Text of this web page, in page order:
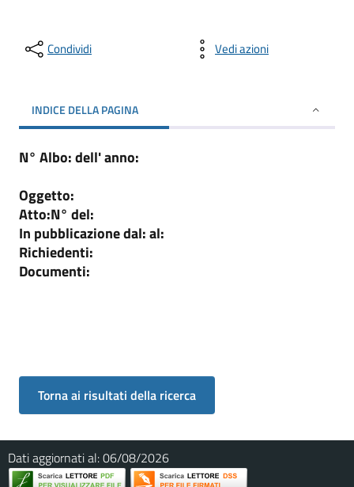
Condividi Vedi azioni
INDICE DELLA PAGINA
N° Albo:dell' anno:
Oggetto:
Atto:N° del:
In pubblicazione dal:al:
Richiedenti:
Documenti:
Dati aggiornati al:06/08/2026